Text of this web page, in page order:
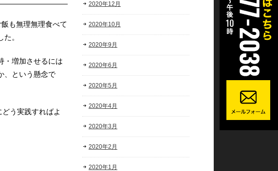
も無理無理食べて
。
・増加させるには
、という懸念で
う実践すればよ
2020年12月
2020年10月
2020年9月
2020年6月
2020年5月
2020年4月
2020年3月
2020年2月
2020年1月